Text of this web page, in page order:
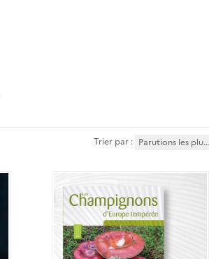
Trier par : Parutions les plu…